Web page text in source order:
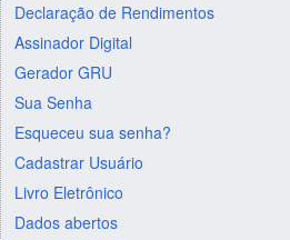
Declaração de Rendimentos
Assinador Digital
Gerador GRU
Sua Senha
Esqueceu sua senha?
Cadastrar Usuário
Livro Eletrônico
Dados abertos